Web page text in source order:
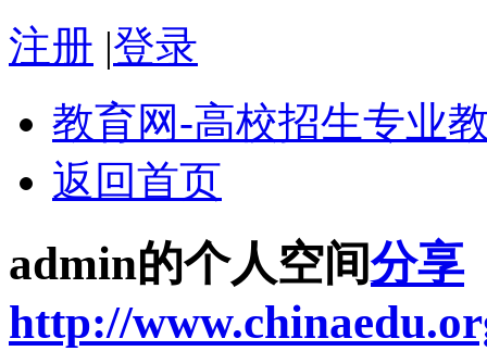
注册 |登录
教育网-高校招生专业
返回首页
admin的个人空间分享
http://